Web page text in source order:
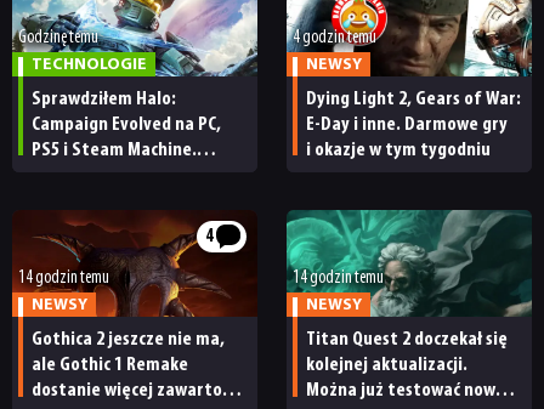
Godzinę temu
TECHNOLOGIE
Sprawdziłem Halo:
Campaign Evolved na PC,
PS5 i Steam Machine.
[RECENZJA TECHNICZNA]
4 godzin temu
NEWSY
Dying Light 2, Gears of War:
E-Day i inne. Darmowe gry
i okazje w tym tygodniu
4
14 godzin temu
NEWSY
Gothica 2 jeszcze nie ma,
ale Gothic 1 Remake
dostanie więcej zawartości.
14 godzin temu
NEWSY
Titan Quest 2 doczekał się
kolejnej aktualizacji.
Można już testować nową